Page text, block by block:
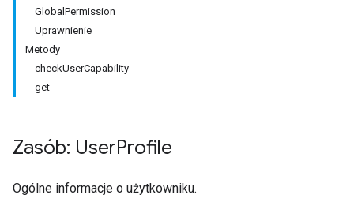
GlobalPermission
Uprawnienie
Metody
checkUserCapability
get
Zasób: UserProfile
Ogólne informacje o użytkowniku.